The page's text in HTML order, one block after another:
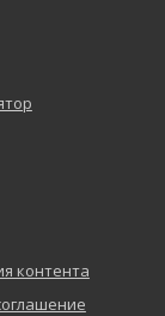
контента